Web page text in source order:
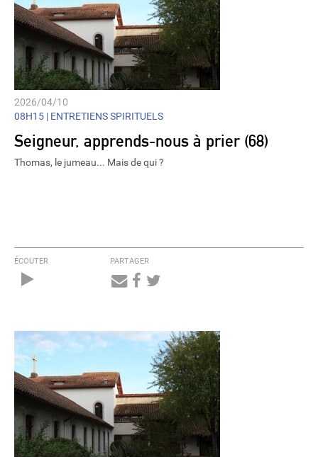
2026/04/10
08H15 | ENTRETIENS SPIRITUELS
Seigneur, apprends-nous à prier (68)
Thomas, le jumeau... Mais de qui ?
ÉCOUTER PARTAGER